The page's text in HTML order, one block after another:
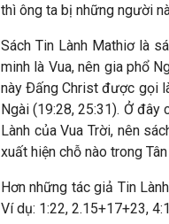
thì ông ta bị những người
Sách Tin Lành Mathiơ là
minh là Vua, nên gia phổ
này Ðấng Christ được gọi
Ngài (19:28, 25:31). Ở đây
Lành của Vua Trời, nên
xuất hiện chỗ nào trong
Hơn những tác giả Tin
Ví dụ: 1:22, 2.15+17+23,